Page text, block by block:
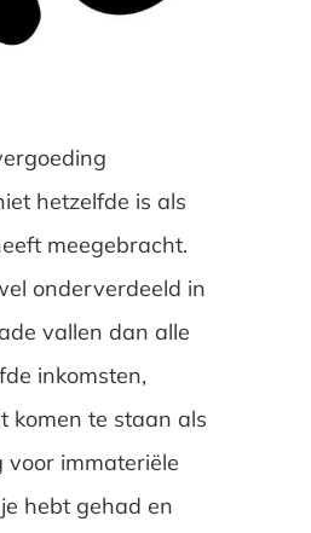
hetzelfde is als
meegebracht.
onderverdeeld in
vallen dan alle
inkomsten,
komen te staan als
voor immateriële
hebt gehad en